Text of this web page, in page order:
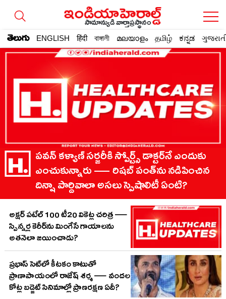
సామాన్యుడి వార్తాప్రస్థానం
తెలుగు ENGLISH हिंदी বাঙ্গালী മലയാളം தமிழ் ಕನ್ನಡ
పవన్ కళ్యాణ్ సర్జరీకి స్పోర్ట్స్ డాక్టర్‌నే ఎందుకు
ఎంచుకున్నారు — రిషబ్ పంత్‌ను నడిపించిన
దిన్షా పార్దివాలా అసలు స్పెషాలిటీ ఏంటి?
అక్షర్ పటేల్ 100 టీ20 వికెట్ల చరిత్ర —
స్పిన్నర్ల కెరీర్‌ను మింగేసే గాయాలను
అతనెలా జయించాడు?
ప్రభాస్‌ సెట్‌లో కీటకం కాటుతో
ప్రాణాపాయంలో రాజేష్‌ శర్మ — వందల
కోట్ల బడ్జెట్‌ సినిమాల్లో ప్రాణరక్షణ ఏదీ?